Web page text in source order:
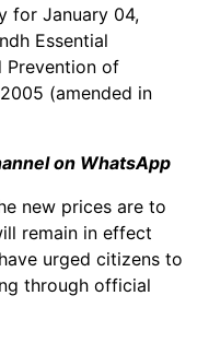
for January 04,
Essential
Prevention of
(amended in
on WhatsApp
new prices are to
remain in effect
urged citizens to
through official